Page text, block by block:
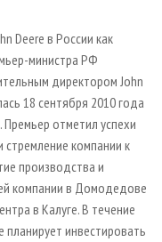
Deere в России как
министра РФ
директором John
18 сентября 2010 года
отметил успехи
стремление компании к
производства и
компании в Домодедове
в Калуге. В течение
инвестировать